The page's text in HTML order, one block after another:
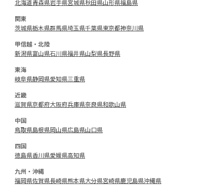
北海道青森県岩手県宮城県秋田県山形県福島県
関東
茨城県栃木県群馬県埼玉県千葉県東京都神奈川県
甲信越・北陸
新潟県富山県石川県福井県山梨県長野県
東海
岐阜県静岡県愛知県三重県
近畿
滋賀県京都府大阪府兵庫県奈良県和歌山県
中国
鳥取県島根県岡山県広島県山口県
四国
徳島県香川県愛媛県高知県
九州・沖縄
福岡県佐賀県長崎県熊本県大分県宮崎県鹿児島県沖縄県